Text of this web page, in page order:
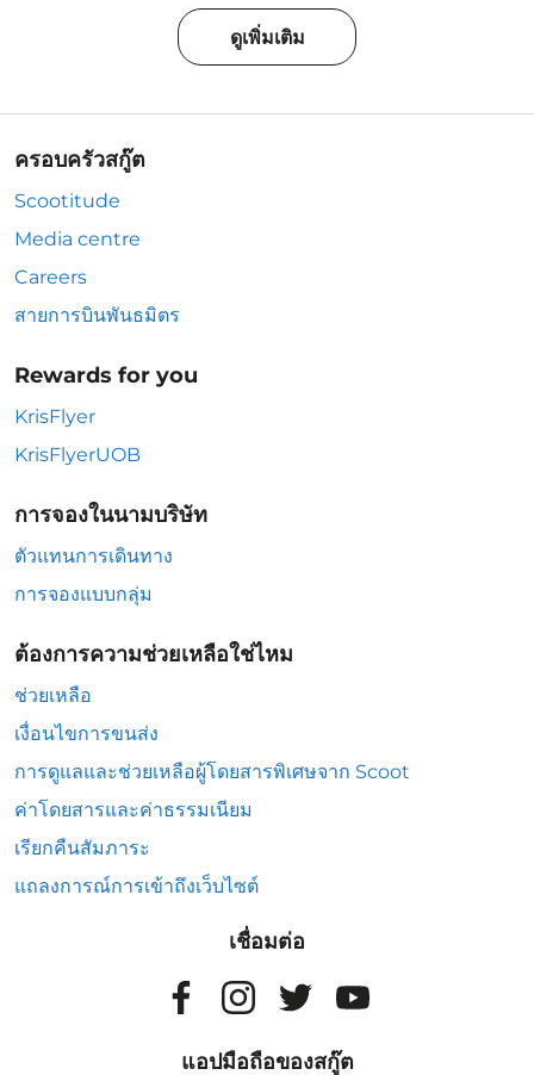
ดูเพิ่มเติม
ครอบครัวสกู๊ต
Scootitude
Media centre
Careers
สายการบินพันธมิตร
Rewards for you
KrisFlyer
KrisFlyerUOB
การจองในนามบริษัท
ตัวแทนการเดินทาง
การจองแบบกลุ่ม
ต้องการความช่วยเหลือใช่ไหม
ช่วยเหลือ
เงื่อนไขการขนส่ง
การดูแลและช่วยเหลือผู้โดยสารพิเศษจาก Scoot
ค่าโดยสารและค่าธรรมเนียม
เรียกคืนสัมภาระ
แถลงการณ์การเข้าถึงเว็บไซต์
เชื่อมต่อ
แอปมือถือของสกู๊ต